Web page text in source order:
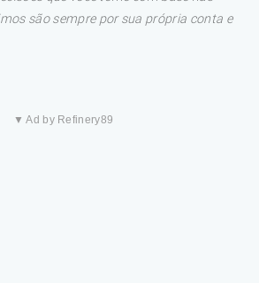
são sempre por sua própria conta e
▼ Ad by Refinery89